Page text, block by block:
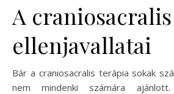
A
ellenjavallatai
Bár a craniosacralis terápia sokak
nem mindenki számára